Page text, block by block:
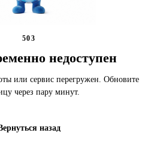
503
недоступен
или сервис перегружен. Обновите
через пару минут.
назад